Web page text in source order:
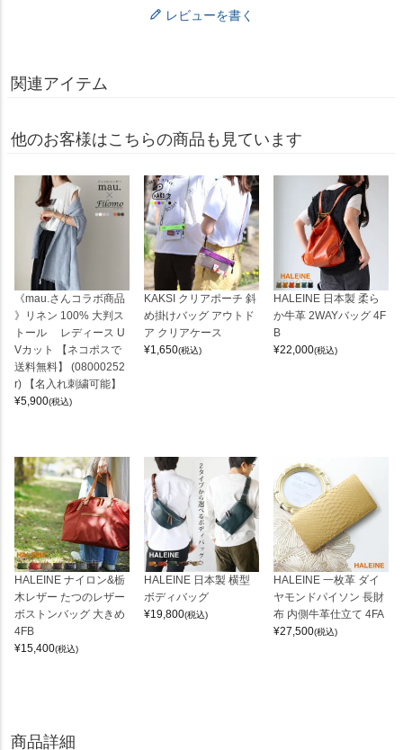
レビューを書く
関連アイテム
他のお客様はこちらの商品も見ています
《mau.さんコラボ商品
》リネン 100% 大判ス
トール レディース U
Vカット 【ネコポスで
送料無料】 (08000252
r) 【名入れ刺繍可能】
¥5,900(税込)
KAKSI クリアポーチ 斜
め掛けバッグ アウトド
ア クリアケース
¥1,650(税込)
HALEINE 日本製 柔ら
か牛革 2WAYバッグ 4F
B
¥22,000(税込)
HALEINE ナイロン&栃
木レザー たつのレザー
ボストンバッグ 大きめ
4FB
¥15,400(税込)
HALEINE 日本製 横型
ボディバッグ
¥19,800(税込)
HALEINE 一枚革 ダイ
ヤモンドパイソン 長財
布 内側牛革仕立て 4FA
¥27,500(税込)
商品詳細